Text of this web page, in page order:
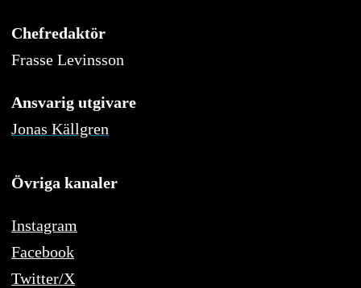
Chefredaktör
Frasse Levinsson
Ansvarig utgivare
Jonas Källgren
Övriga kanaler
Instagram
Facebook
Twitter/X